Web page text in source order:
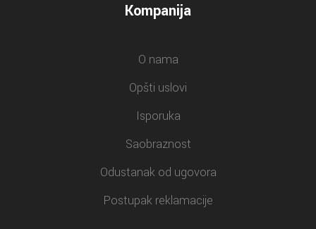
Kompanija
O nama
Opšti uslovi
Isporuka
Saobraznost
Odustanak od ugovora
Postupak reklamacije